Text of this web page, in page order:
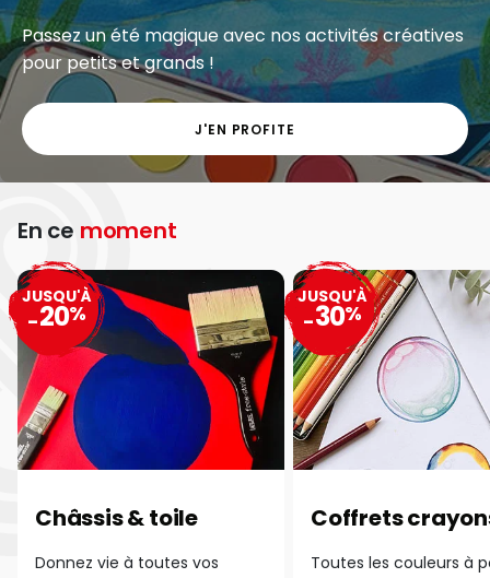
Passez un été magique avec nos activités créatives
pour petits et grands !
J'EN PROFITE
En ce moment
Châssis & toile
Donnez vie à toutes vos
JUSQU'À
-20%
Coffrets
Toutes les couleurs à
JUSQU'À
-30%